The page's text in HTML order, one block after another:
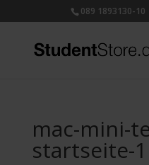
089 1893130-10
mac-mini-
startseite-1